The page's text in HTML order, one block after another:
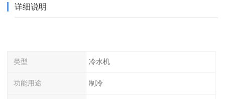
详细说明
类型 冷水机
功能用途 制冷